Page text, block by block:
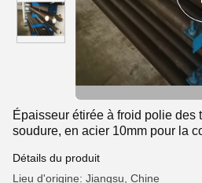
Épaisseur étirée à froid polie des
soudure, en acier 10mm pour la
Détails du produit
Lieu d'origine: Jiangsu, Chine